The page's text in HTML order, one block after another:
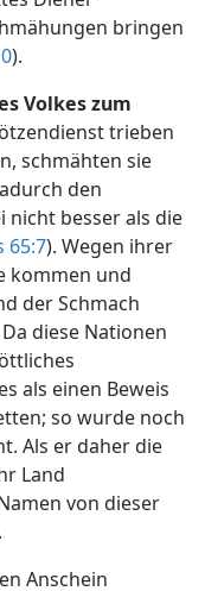
bringen
).
Volkes zum
trieben
schmähten sie
den
nicht besser als die
65:7). Wegen ihrer
kommen und
der Schmach
diese Nationen
als einen Beweis
so wurde noch
Als er daher die
Land
von dieser
Anschein